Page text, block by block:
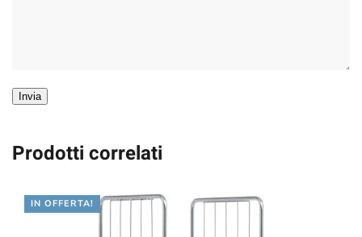
Invia
Prodotti correlati
IN OFFERTA!